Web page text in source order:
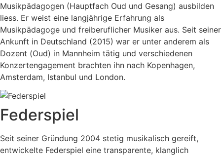
Musikpädagogen (Hauptfach Oud und Gesang) ausbilden
liess. Er weist eine langjährige Erfahrung als
Musikpädagoge und freiberuflicher Musiker aus. Seit seiner
Ankunft in Deutschland (2015) war er unter anderem als
Dozent (Oud) in Mannheim tätig und verschiedenen
Konzertengagement brachten ihn nach Kopenhagen,
Amsterdam, Istanbul und London.
Federspiel
Seit seiner Gründung 2004 stetig musikalisch gereift,
entwickelte Federspiel eine transparente, klanglich